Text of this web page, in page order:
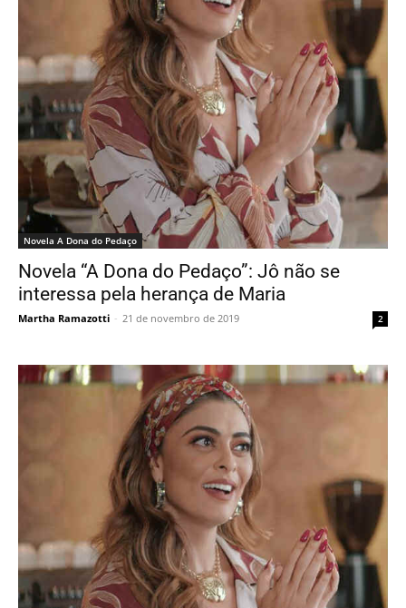
Novela A Dona do Pedaço
Novela “A Dona do Pedaço”: Jô não se
interessa pela herança de Maria
Martha Ramazotti - 21 de novembro de 2019 2